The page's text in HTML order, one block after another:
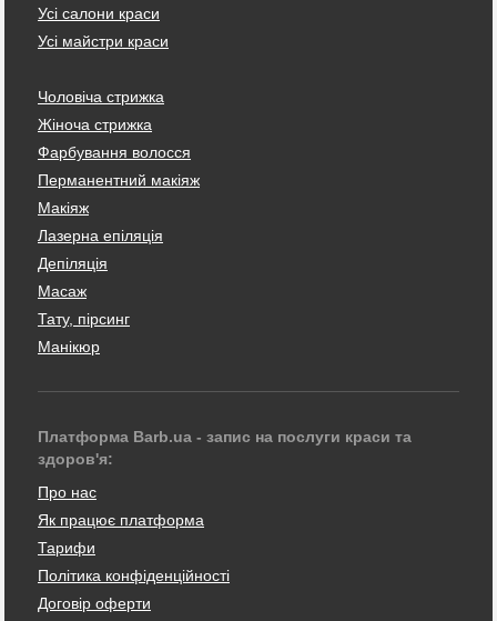
Усі салони краси
Усі майстри краси
Чоловіча стрижка
Жіноча стрижка
Фарбування волосся
Перманентний макіяж
Макіяж
Лазерна епіляція
Депіляція
Масаж
Тату, пірсинг
Манікюр
Платформа Barb.ua - запис на послуги краси та
здоров'я:
Про нас
Як працює платформа
Тарифи
Політика конфіденційності
Договір оферти